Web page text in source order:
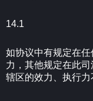
14.1
如协议中有规定在
力，其他规定在此
辖区的效力、执行力